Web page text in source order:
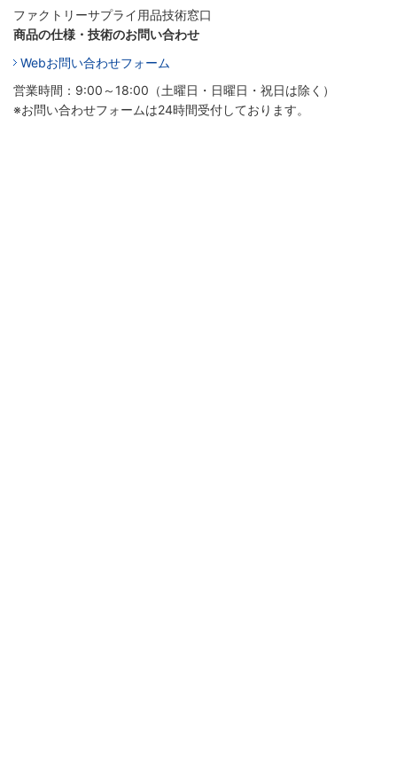
ファクトリーサプライ用品技術窓口
商品の仕様・技術のお問い合わせ
Webお問い合わせフォーム
営業時間：9:00～18:00（土曜日・日曜日・祝日は除く）
※お問い合わせフォームは24時間受付しております。